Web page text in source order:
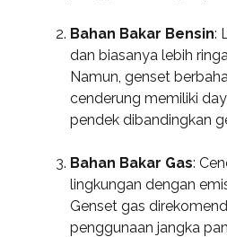
Bahan Bakar Bensin:
dan biasanya lebih
Namun, genset
cenderung memiliki
pendek dibandingkan
Bahan Bakar Gas:
lingkungan dengan
Genset gas
penggunaan jangka